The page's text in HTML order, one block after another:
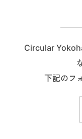
Circular
下記のフ